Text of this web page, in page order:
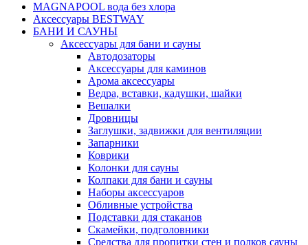
MAGNAPOOL вода без хлора
Аксессуары BESTWAY
БАНИ И САУНЫ
Аксессуары для бани и сауны
Автодозаторы
Аксессуары для каминов
Арома аксессуары
Ведра, вставки, кадушки, шайки
Вешалки
Дровницы
Заглушки, задвижки для вентиляции
Запарники
Коврики
Колонки для сауны
Колпаки для бани и сауны
Наборы аксессуаров
Обливные устройства
Подставки для стаканов
Скамейки, подголовники
Средства для пропитки стен и полков сауны